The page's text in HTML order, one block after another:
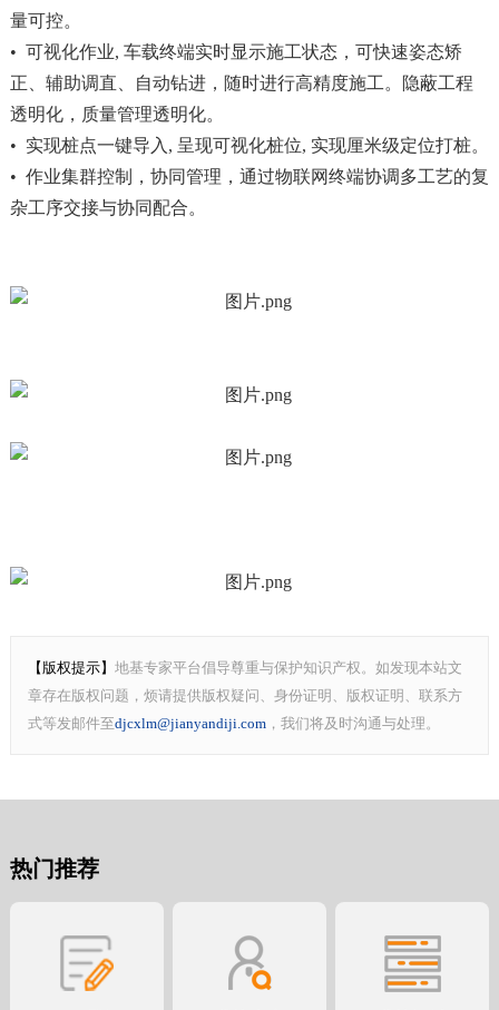
量可控。
• 可视化作业, 车载终端实时显示施工状态，可快速姿态矫
正、辅助调直、自动钻进，随时进行高精度施工。隐蔽工程
透明化，质量管理透明化。
• 实现桩点一键导入, 呈现可视化桩位, 实现厘米级定位打桩。
• 作业集群控制，协同管理，通过物联网终端协调多工艺的复
杂工序交接与协同配合。
【版权提示】 地基专家平台倡导尊重与保护知识产权。如发现本站文
章存在版权问题，烦请提供版权疑问、身份证明、版权证明、联系方
式等发邮件至djcxlm@jianyandiji.com，我们将及时沟通与处理。
热门推荐